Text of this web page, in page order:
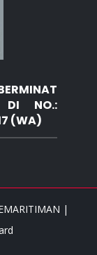
DI NO.:
(WA)
|